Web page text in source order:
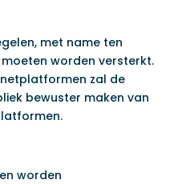
met name ten
worden versterkt.
zal de
bewuster maken van
worden